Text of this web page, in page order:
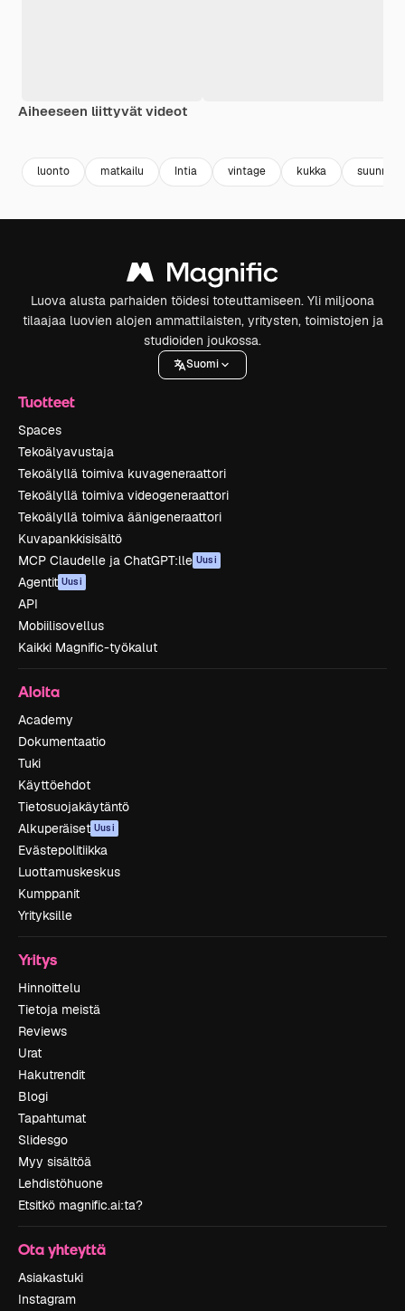
Aiheeseen liittyvät videot
luonto matkailu Intia vintage kukka
Luova alusta parhaiden töidesi toteuttamiseen. Yli miljoona
tilaajaa luovien alojen ammattilaisten, yritysten, toimistojen ja
studioiden joukossa.
Suomi
Tuotteet
Spaces
Tekoälyavustaja
Tekoälyllä toimiva kuvageneraattori
Tekoälyllä toimiva videogeneraattori
Tekoälyllä toimiva äänigeneraattori
Kuvapankkisisältö
MCP Claudelle ja ChatGPT:lle Uusi
Agentit Uusi
API
Mobiilisovellus
Kaikki Magnific-työkalut
Aloita
Academy
Dokumentaatio
Tuki
Käyttöehdot
Tietosuojakäytäntö
Alkuperäiset Uusi
Evästepolitiikka
Luottamuskeskus
Kumppanit
Yrityksille
Yritys
Hinnoittelu
Tietoja meistä
Reviews
Urat
Hakutrendit
Blogi
Tapahtumat
Slidesgo
Myy sisältöä
Lehdistöhuone
Etsitkö magnific.ai:ta?
Ota yhteyttä
Asiakastuki
Instagram